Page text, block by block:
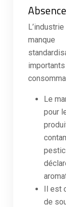
Le
pour
Il est
de